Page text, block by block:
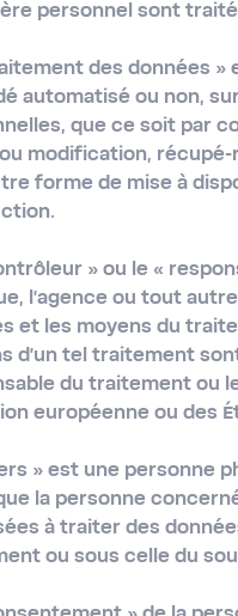
personnel sont
des données »
automatisé ou non,
que ce soit par
modification,
forme de mise à
»ou le «
l'agence ou tout
et les moyens du
d'un tel traitement
du traitement ou
européenne ou des
» est une personne
la personne
à traiter des
ou sous celle du